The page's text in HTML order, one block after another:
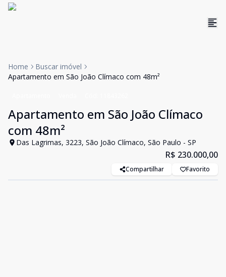
Home
Buscar imóvel
Apartamento em São João Clímaco com 48m²
Apartamento em São João Clímaco
com 48m²
Das Lagrimas, 3223, São João Clímaco, São Paulo - SP
R$ 230.000,00
Compartilhar Favorito